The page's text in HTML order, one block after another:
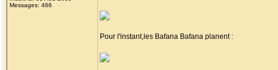
Messages: 466
Pour l'instant,les Bafana Bafana planent :